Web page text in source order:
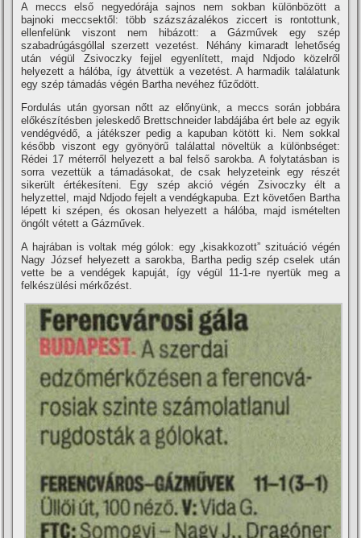
A meccs első negyedórája sajnos nem sokban különbözött a
bajnoki meccsektől: több százszázalékos ziccert is rontottunk,
ellenfelünk viszont nem hibázott: a Gázművek egy szép
szabadrúgásgóllal szerzett vezetést. Néhány kimaradt lehetőség
után végül Zsivoczky fejjel egyenlí­tett, majd Ndjodo közelről
helyezett a hálóba, í­gy átvettük a vezetést. A harmadik találatunk
egy szép támadás végén Bartha nevéhez fűződött.
Fordulás után gyorsan nőtt az előnyünk, a meccs során jobbára
előkészí­tésben jeleskedő Brettschneider labdájába ért bele az egyik
vendégvédő, a játékszer pedig a kapuban kötött ki. Nem sokkal
később viszont egy gyönyörű találattal növeltük a különbséget:
Rédei 17 méterről helyezett a bal felső sarokba. A folytatásban is
sorra vezettük a támadásokat, de csak helyzeteink egy részét
sikerült értékesí­teni. Egy szép akció végén Zsivoczky élt a
helyzettel, majd Ndjodo fejelt a vendégkapuba. Ezt követően Bartha
lépett ki szépen, és okosan helyezett a hálóba, majd ismételten
öngólt vétett a Gázművek.
A hajrában is voltak még gólok: egy „kisakkozott” szituáció végén
Nagy József helyezett a sarokba, Bartha pedig szép cselek után
vette be a vendégek kapuját, í­gy végül 11-1-re nyertük meg a
felkészülési mérkőzést.